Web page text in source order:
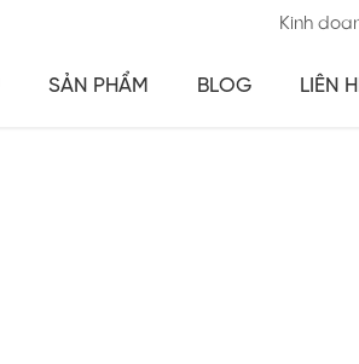
Kinh
SẢN PHẨM BLOG LIÊN